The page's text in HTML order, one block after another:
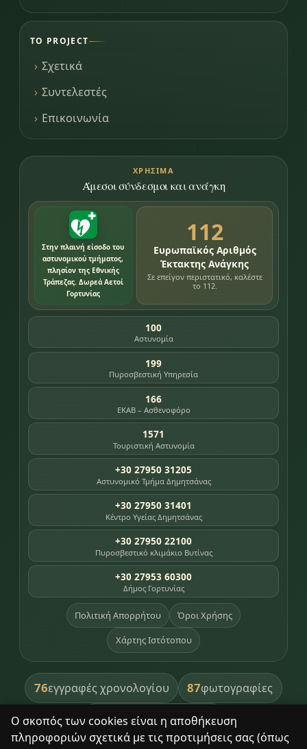
Ο σκοπός των cookies είναι η αποθήκευση
πληροφοριών σχετικά με τις προτιμήσεις σας (όπως
ΤΟ PROJECT
Σχετικά
Συντελεστές
Επικοινωνία
ΧΡΉΣΙΜΑ
Άμεσοι σύνδεσμοι και ανάγκη
Στην πλαινή είσοδο του
αστυνομικού τμήματος,
πλησίον της Εθνικής
Τράπεζας. Δωρεά Αετοί
Γορτυνίας
112
Ευρωπαϊκός Αριθμός
Έκτακτης Ανάγκης
Σε επείγον περιστατικό, καλέστε
το 112.
100
Αστυνομία
199
Πυροσβεστική Υπηρεσία
166
ΕΚΑΒ – Ασθενοφόρο
1571
Τουριστική Αστυνομία
+30 27950 31205
Αστυνομικό Τμήμα Δημητσάνας
+30 27950 31401
Κέντρο Υγείας Δημητσάνας
+30 27950 22100
Πυροσβεστικό κλιμάκιο Βυτίνας
+30 27953 60300
Δήμος Γορτυνίας
Πολιτική Απορρήτου Όροι Χρήσης
Χάρτης Ιστότοπου
76εγγραφές χρονολογίου 87φωτογραφίες
391βιβλία βιβλιοθήκης